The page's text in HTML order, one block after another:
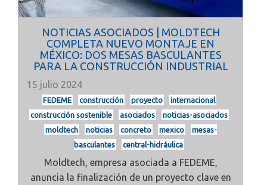
NOTICIAS ASOCIADOS | MOLDTECH
COMPLETA NUEVO MONTAJE EN
MÉXICO: DOS MESAS BASCULANTES
PARA LA CONSTRUCCIÓN INDUSTRIAL
15 julio 2024
FEDEME construcción proyecto
internacional
construcción sostenible
asociados
noticias-asociados
moldtech
noticias concreto mexico
mesas-
basculantes
central-hidráulica
Moldtech, empresa asociada a FEDEME,
anuncia la finalización de un proyecto clave en